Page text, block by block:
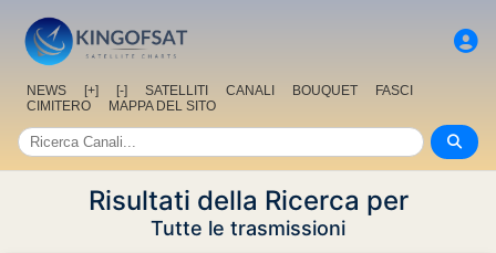
NEWS [+] [-] SATELLITI CANALI BOUQUET
FASCI
CIMITERO
MAPPA DEL SITO
Risultati della Ricerca per
Tutte le trasmissioni